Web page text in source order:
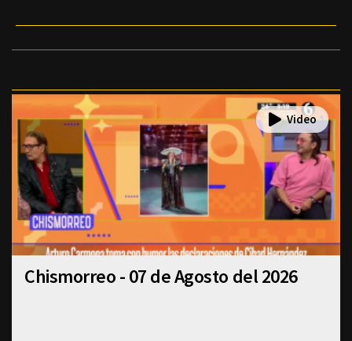
Chismorreo - 07 de Agosto del 2026